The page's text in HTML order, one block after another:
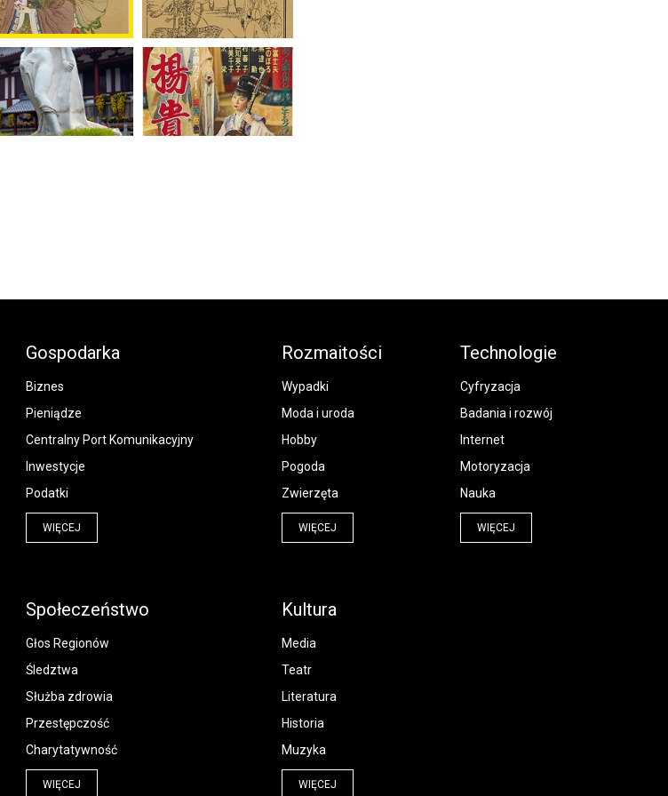
Gospodarka
Biznes
Pieniądze
Centralny Port Komunikacyjny
Inwestycje
Podatki
WIĘCEJ
Rozmaitości
Wypadki
Moda i uroda
Hobby
Pogoda
Zwierzęta
WIĘCEJ
Technologie
Cyfryzacja
Badania i rozwój
Internet
Motoryzacja
Nauka
WIĘCEJ
Społeczeństwo
Głos Regionów
Śledztwa
Służba zdrowia
Przestępczość
Charytatywność
WIĘCEJ
Kultura
Media
Teatr
Literatura
Historia
Muzyka
WIĘCEJ